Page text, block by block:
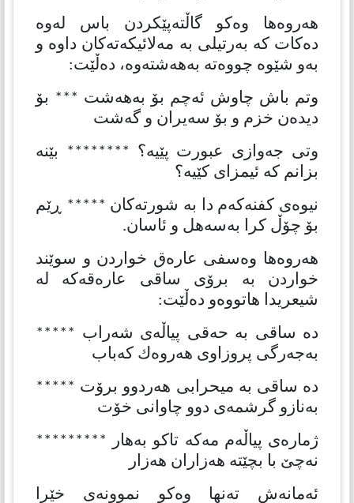
هەروەها وەكو گاڵتەپێكردن باس لەوە
دەكات كە بەرتیلی بە مەلائیكەتەكان داوە و
بەو شێوە چووەتە بەهەشتەوە، دەڵێت:
وتم باش چاوش ئەچم بۆ بەهەشت *** بۆ
دیدەن خزم و بۆ سەیران و گەشت
وتی جەوازی عبورت پێیە؟ ******** بێنە
بزانم كە ئیمزای كێیە؟
نیوەی كفنەكەم دا بە شورتەكان ***** ڕێم
بۆ چۆڵ كرا بەسەهل و ئاسان.
هەروەها وەسفی عارەق خواردن و سوێند
خواردن بە برۆی ساقی عارەقەكە لە
شیعریدا هاتووەو دەڵێت:
دە ساقی بە حەقی پیاڵەی شەراب *****
بەجەرگی پروزاوی هەروەك كەباب
دە ساقی بە میحرابی هەردوو برۆت *****
بەنازو گرشمەی دوو چاوانی خۆت
ژمارەی پیاڵەم مەكە تاكو بەهار *********
نەچێ با بچێتە هەزاران هەزار
ئەمانەش تەنها وەكو نموونەی خێرا